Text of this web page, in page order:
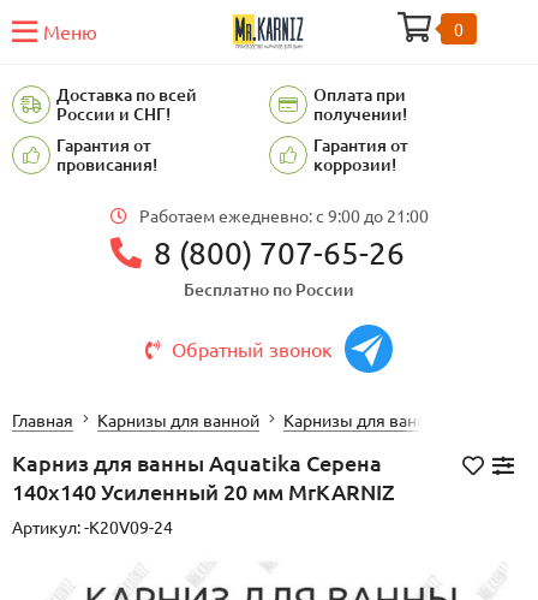
Меню 0
Доставка по всей
России и СНГ!
Оплата при
получении!
Гарантия от
провисания!
Гарантия от
коррозии!
Работаем ежедневно: c 9:00 до 21:00
8 (800) 707-65-26
Бесплатно по России
Обратный звонок
Главная Карнизы для ванной Карнизы для ванной AQUATIKA
Карниз для ванны Aquatika Серена
140х140 Усиленный 20 мм MrKARNIZ
Артикул:-K20V09-24